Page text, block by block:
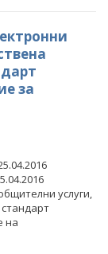
за
услуги,
на